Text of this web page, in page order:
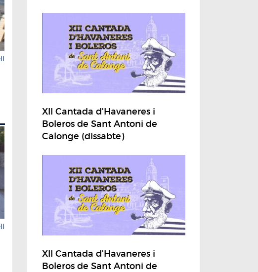
XII Cantada d'Havaneres i
Boleros de Sant Antoni de
Calonge (dissabte)
XII Cantada d'Havaneres i
Boleros de Sant Antoni de